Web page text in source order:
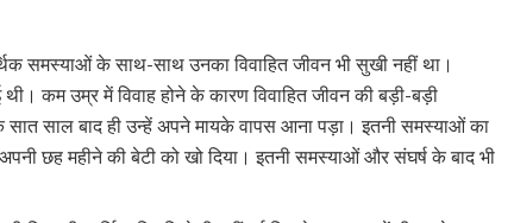
समस्याओं के साथ-साथ उनका विवाहित जीवन भी सुखी नहीं था।
कम उम्र में विवाह होने के कारण विवाहित जीवन की बड़ी-बड़ी
सात साल बाद ही उन्हें अपने मायके वापस आना पड़ा। इतनी समस्याओं का
छह महीने की बेटी को खो दिया। इतनी समस्याओं और संघर्ष के बाद भी